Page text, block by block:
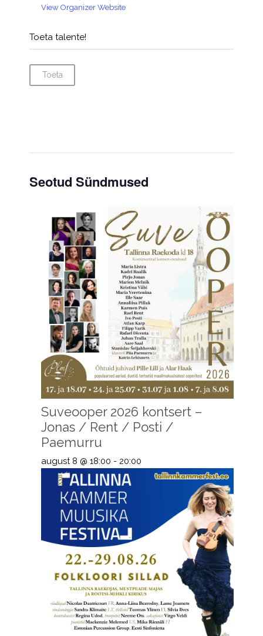
View Organizer Website
Toeta talente!
Toeta
Seotud Sündmused
Suveooper 2026 kontsert –
Jonas / Rent / Posti /
Paemurru
august 8 @ 18:00 - 20:00